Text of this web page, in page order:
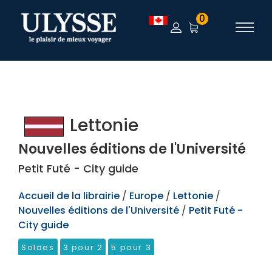
TEST 0
Lettonie
Nouvelles éditions de l'Université
Petit Futé - City guide
Accueil de la librairie / Europe / Lettonie /
Nouvelles éditions de l'Université / Petit Futé -
City guide
Soldes 3 pour 2
5 pour 3